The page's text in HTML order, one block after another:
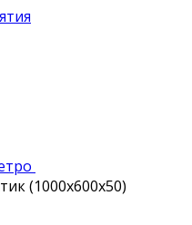
(1000х600х50)